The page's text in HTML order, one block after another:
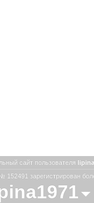
сайт пользователя
152491 зарегистрирован